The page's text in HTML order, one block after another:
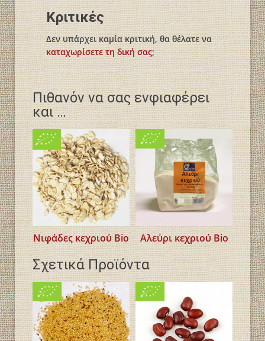
Κριτικές
Δεν υπάρχει καμία κριτική, θα θέλατε να
καταχωρίσετε τη δική σας;
Πιθανόν να σας ενφιαφέρει
και …
Νιφάδες κεχριού Bio Αλεύρι κεχριού Bio
Σχετικά Προϊόντα